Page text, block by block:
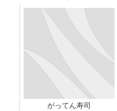
がってん寿司